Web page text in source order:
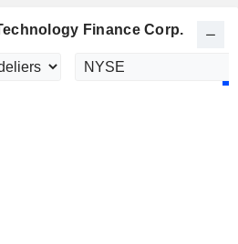
Finance Corp.